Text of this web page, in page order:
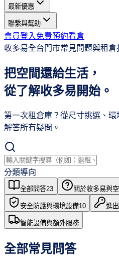
最新優惠
聯繫與幫助
會員登入 免費預約看倉
收多易全台門市常見問題與租倉
把空間還給生活，
從了解收多易 開始。
第一次租倉庫？從尺寸挑選、
解答所有疑問。
分類導向
全部問答23 關於收多易與
安全防護與環境設備10 進
智能設備與額外服務
全部常見問答